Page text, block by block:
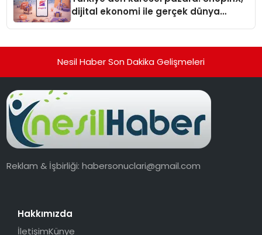
dijital ekonomi ile gerçek dünya
Nesil Haber Son Dakika Gelişmeleri
Reklam & İşbirliği:habersonuclari@gmail.com
Hakkımızda
İletişimKünye